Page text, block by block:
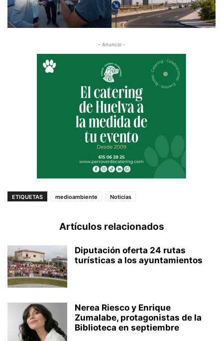
- Anuncio -
ETIQUETAS medioambiente Noticias
Artículos relacionados
Diputación oferta 24 rutas
turísticas a los ayuntamientos
Nerea Riesco y Enrique
Zumalabe, protagonistas de la
Biblioteca en septiembre